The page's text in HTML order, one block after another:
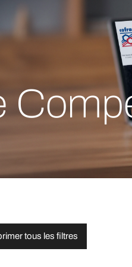
tous les filtres